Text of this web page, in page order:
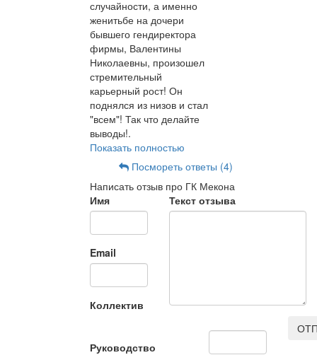
случайности, а именно
женитьбе на дочери
бывшего гендиректора
фирмы, Валентины
Николаевны, произошел
стремительный
карьерный рост! Он
поднялся из низов и стал
"всем"! Так что делайте
выводы!.
Показать полностью
Посмореть ответы (4)
Написать отзыв про ГК Мекона
Имя
Email
Коллектив
Руководство
Текст отзыва